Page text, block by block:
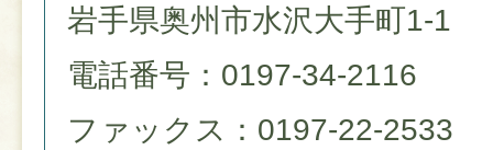
岩手県奥州市水沢大手町1-1
電話番号：0197-34-2116
ファックス：0197-22-2533